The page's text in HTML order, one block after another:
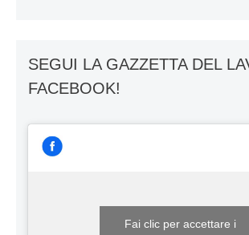
SEGUI LA GAZZETTA DEL
FACEBOOK!
Fai clic per accettare i